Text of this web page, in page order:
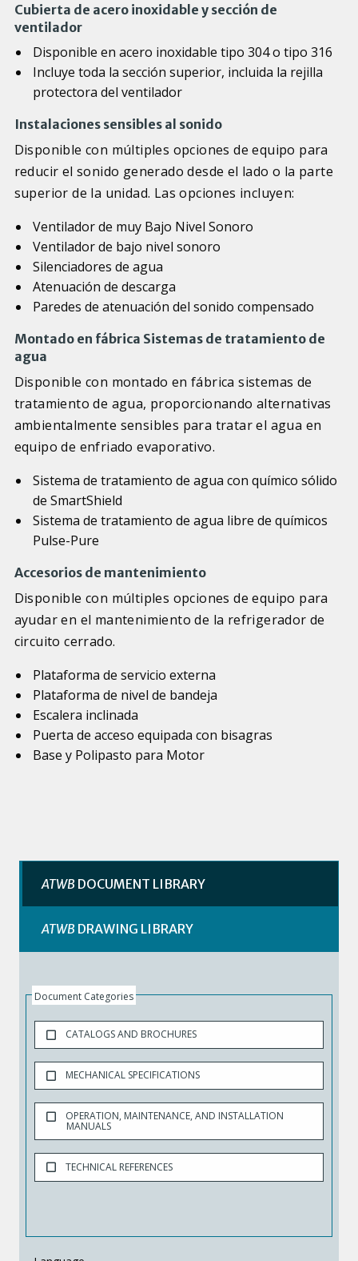
Cubierta de acero inoxidable y sección de
ventilador
Disponible en acero inoxidable tipo 304 o tipo 316
Incluye toda la sección superior, incluida la rejilla
protectora del ventilador
Instalaciones sensibles al sonido
Disponible con múltiples opciones de equipo para
reducir el sonido generado desde el lado o la parte
superior de la unidad. Las opciones incluyen:
Ventilador de muy Bajo Nivel Sonoro
Ventilador de bajo nivel sonoro
Silenciadores de agua
Atenuación de descarga
Paredes de atenuación del sonido compensado
Montado en fábrica Sistemas de tratamiento de
agua
Disponible con montado en fábrica sistemas de
tratamiento de agua, proporcionando alternativas
ambientalmente sensibles para tratar el agua en
equipo de enfriado evaporativo.
Sistema de tratamiento de agua con químico sólido
de SmartShield
Sistema de tratamiento de agua libre de químicos
Pulse-Pure
Accesorios de mantenimiento
Disponible con múltiples opciones de equipo para
ayudar en el mantenimiento de la refrigerador de
circuito cerrado.
Plataforma de servicio externa
Plataforma de nivel de bandeja
Escalera inclinada
Puerta de acceso equipada con bisagras
Base y Polipasto para Motor
ATWB DOCUMENT LIBRARY
ATWB DRAWING LIBRARY
Document Categories
CATALOGS AND BROCHURES
MECHANICAL SPECIFICATIONS
OPERATION, MAINTENANCE, AND INSTALLATION
MANUALS
TECHNICAL REFERENCES